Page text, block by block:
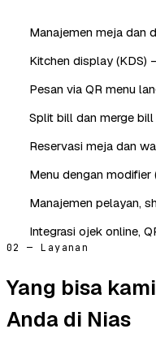
Manajemen meja dan
Kitchen display
Pesan via QR menu
Split bill dan merge
Reservasi meja dan
Menu dengan
Manajemen pelayan,
Integrasi ojek online,
02 — Layanan
Yang bisa
Anda di Nias